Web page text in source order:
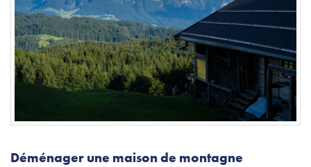
Déménager une maison de montagne